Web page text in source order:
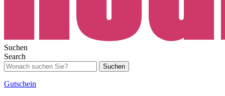
Suchen
Search
Suchen
Gutschein